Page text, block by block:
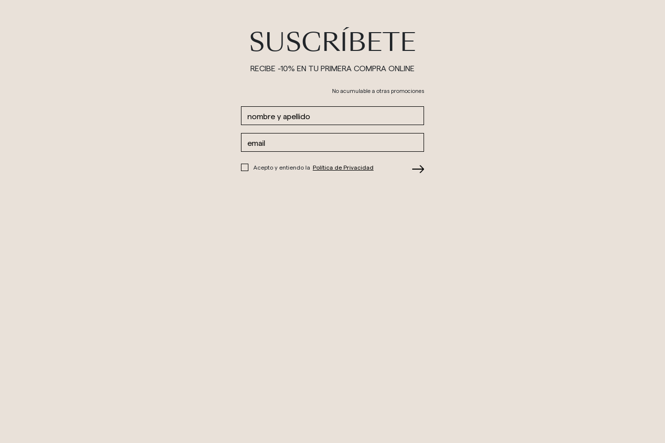
SUSCRÍBETE
RECIBE -10% EN TU PRIMERA COMPRA ONLINE
No acumulable a otras promociones
Acepto y entiendo la Política de Privacidad